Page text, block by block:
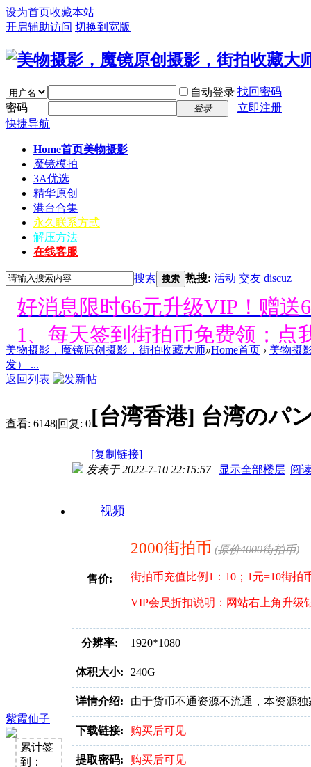
设为首页收藏本站
开启辅助访问 切换到宽版
自动登录 找回密码
密码
登录
立即注册
快捷导航
Home首页美物摄影
魔镜模拍
3A优选
精华原创
港台合集
永久联系方式
解压方法
在线客服
搜索 搜索 热搜: 活动 交友 discuz
好消息限时66元升级VIP！赠
1、每天签到街拍币免费领；点
好消息限时66元升级VIP！赠
1、每天签到街拍币免费领；点
好消息限时66元升级VIP！赠
1、每天签到街拍币免费领；点
1、每天签到街拍币免费领；点
好消息限时66元升级VIP！赠
1、每天签到街拍币免费领；点
好消息限时66元升级VIP！赠
1、每天签到街拍币免费领；点
美物摄影，魔镜原创摄影，街拍收藏大师»Home首页 › 美物摄
发） ...
返回列表
查看: 6148|回复: 0[台湾香港] 台湾のパ
[复制链接]
紫霞仙子
累计签
到：
发表于 2022-7-10 22:15:57 | 显示全部楼层 |阅
视频
售价:
2000街拍币 (原价4000街拍币)
街拍币充值比例1：10；1元=10街拍
VIP会员折扣说明：网站右上角升级
分辨率: 1920*1080
体积大小: 240G
详情介绍: 由于货币不通资源不流通，本资源
下载链接: 购买后可见
提取密码: 购买后可见